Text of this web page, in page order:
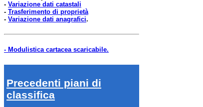
- Variazione dati catastali
- Trasferimento di proprietà
- Variazione dati anagrafici.
- Modulistica cartacea scaricabile.
Precedenti piani di
classifica